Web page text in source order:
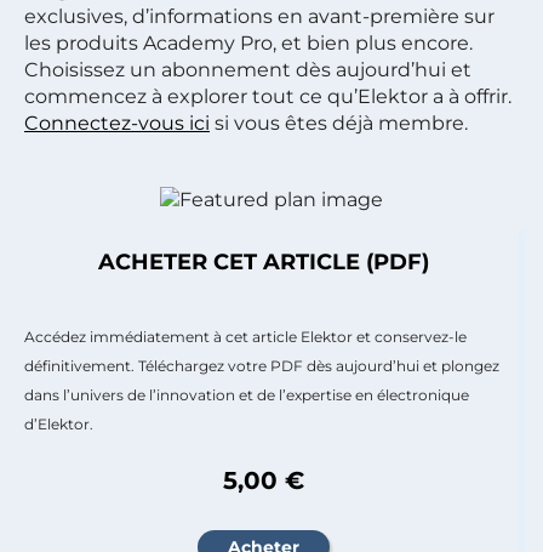
exclusives, d’informations en avant-première sur
les produits Academy Pro, et bien plus encore.
Choisissez un abonnement dès aujourd’hui et
commencez à explorer tout ce qu’Elektor a à offrir.
Connectez-vous ici si vous êtes déjà membre.
ACHETER CET ARTICLE (PDF)
Accédez immédiatement à cet article Elektor et conservez-le
définitivement. Téléchargez votre PDF dès aujourd’hui et plongez
dans l’univers de l’innovation et de l’expertise en électronique
d’Elektor.
5,00 €